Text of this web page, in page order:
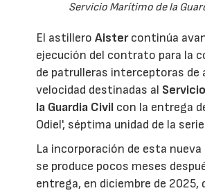
Servicio Marítimo de la
El astilleroAistercontinúa
ejecución del contrato para la
de patrulleras interceptoras de
velocidad destinadas al
la Guardia Civil con la entrega
Odiel', séptima unidad de la
La incorporación de esta
se produce pocos meses
entrega, en diciembre de 2025,